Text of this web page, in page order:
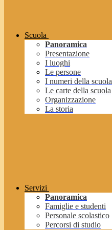
Scuola
Panoramica
Presentazione
I luoghi
Le persone
I numeri della scuola
Le carte della scuola
Organizzazione
La storia
Servizi
Panoramica
Famiglie e studenti
Personale scolastico
Percorsi di studio